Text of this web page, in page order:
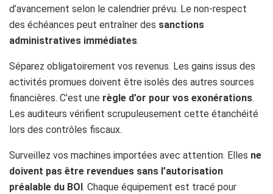
d’avancement selon le calendrier prévu. Le non-respect
des échéances peut entraîner des sanctions
administratives immédiates.
Séparez obligatoirement vos revenus. Les gains issus des
activités promues doivent être isolés des autres sources
financières. C’est une règle d’or pour vos exonérations.
Les auditeurs vérifient scrupuleusement cette étanchéité
lors des contrôles fiscaux.
Surveillez vos machines importées avec attention. Elles ne
doivent pas être revendues sans l’autorisation
préalable du BOI. Chaque équipement est tracé pour